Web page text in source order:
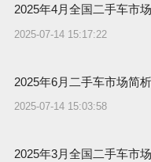
2025年4月全国二手车市
2025-07-14 15:17:22
2025年6月二手车市场简析
2025-07-14 15:03:58
2025年3月全国二手车市